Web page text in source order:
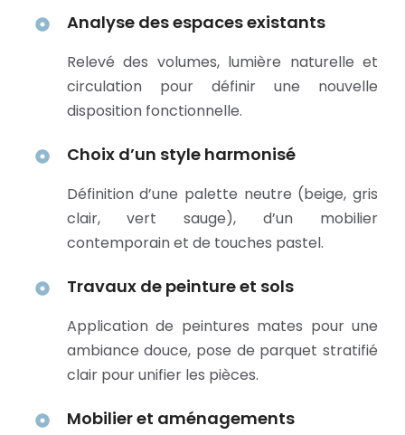
Analyse des espaces existants
Relevé des volumes, lumière naturelle et
circulation pour définir une nouvelle
disposition fonctionnelle.
Choix d’un style harmonisé
Définition d’une palette neutre (beige, gris
clair, vert sauge), d’un mobilier
contemporain et de touches pastel.
Travaux de peinture et sols
Application de peintures mates pour une
ambiance douce, pose de parquet stratifié
clair pour unifier les pièces.
Mobilier et aménagements